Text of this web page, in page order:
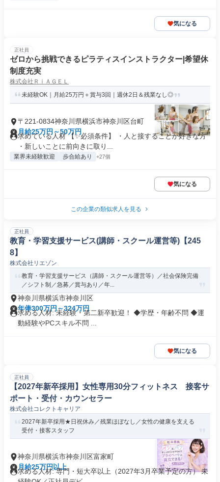
気になる
正社員
ゼロから挑戦できるピラティスインストラクター|希望休
制度充実
株式会社ＲｉＡＧＥＬ
未経験OK｜月給25万円＋賞与3回｜週休2日＆残業なし◎
〒221-0834神奈川県横浜市神奈川区台町
月給25万円～50万円
求めている人材 【✨必須条件】 ・人と接することが好きな方
・新しいことに前向きに取り...
業界未経験歓迎 歩合給あり +27個
気になる
この企業の類似求人を見る
正社員
教育・学習支援サービス(講師・スクール運営等)【245
8】
株式会社リエゾン
教育・学習支援サービス（講師・スクール運営等）／社会保険完備
／シフト制／急募／賞与あり／年...
神奈川県横浜市神奈川区
年俸300万円～324万円
求める人材: 未経験・第二新卒歓迎！ ◆学歴・年齢不問 ◆運
動経験やPCスキル不問 ...
気になる
正社員
【2027年新卒採用】女性専用30分フィットネス 接客サ
ポート・受付・カウンセラー
株式会社コレクトキャリア
2027年新卒採用★日祝休み／残業ほぼなし／女性の健康を支える
受付・接客スタッフ
神奈川県横浜市神奈川区富家町
月給25万円以上
求める人材: 専門・短大卒以上（2027年3月卒業予定の方） 未